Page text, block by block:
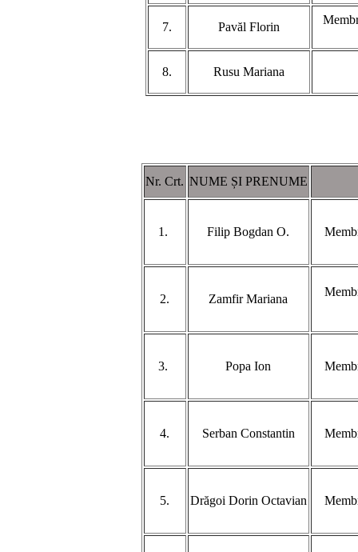
7. Pavăl Florin
8. Rusu Mariana
Nr. Crt. NUME ȘI PRENUME
1. Filip Bogdan O.
2. Zamfir Mariana
3. Popa Ion
4. Serban Constantin
5. Drăgoi Dorin Octavian